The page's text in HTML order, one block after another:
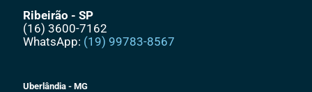
Ribeirão - SP
(16) 3600-7162
WhatsApp: (19) 99783-8567
Uberlândia - MG